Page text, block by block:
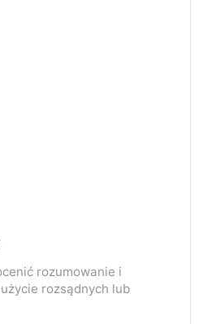
rozumowanie i
rozsądnych lub